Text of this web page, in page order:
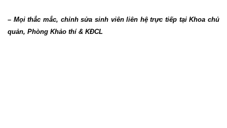
– Mọi thắc mắc, chỉnh sửa sinh viên liên hệ trực tiếp tại Khoa chủ
quản, Phòng Khảo thí & KĐCL